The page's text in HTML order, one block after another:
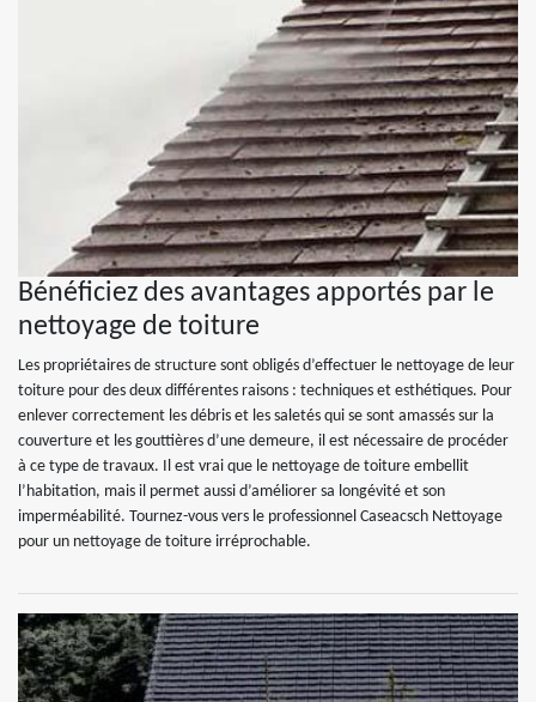
Bénéficiez des avantages apportés par le
nettoyage de toiture
Les propriétaires de structure sont obligés d’effectuer le nettoyage de leur
toiture pour des deux différentes raisons : techniques et esthétiques. Pour
enlever correctement les débris et les saletés qui se sont amassés sur la
couverture et les gouttières d’une demeure, il est nécessaire de procéder
à ce type de travaux. Il est vrai que le nettoyage de toiture embellit
l’habitation, mais il permet aussi d’améliorer sa longévité et son
imperméabilité. Tournez-vous vers le professionnel Caseacsch Nettoyage
pour un nettoyage de toiture irréprochable.